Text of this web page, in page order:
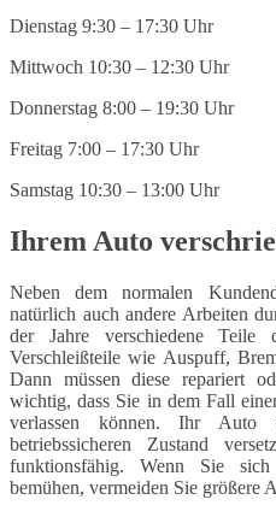
Dienstag 9:30 – 17:30 Uhr
Mittwoch 10:30 – 12:30 Uhr
Donnerstag 8:00 – 19:30 Uhr
Freitag 7:00 – 17:30 Uhr
Samstag 10:30 – 13:00 Uhr
Ihrem Auto
Neben dem normalen
natürlich auch andere Arbeiten
der Jahre verschiedene Teile
Verschleißteile wie Auspuff,
Dann müssen diese repariert
wichtig, dass Sie in dem Fall
verlassen können. Ihr
betriebssicheren Zustand
funktionsfähig. Wenn Sie
bemühen, vermeiden Sie größere